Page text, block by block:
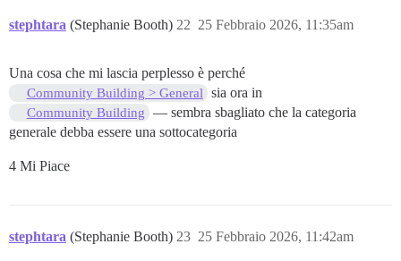
stephtara (Stephanie Booth) 25 Febbraio 2026, 11:35am
22
Una cosa che mi lascia perplesso è perché
Community Building > General sia ora in
Community Building
— sembra sbagliato che la categoria
generale debba essere una sottocategoria
4 Mi Piace
stephtara (Stephanie Booth) 25 Febbraio 2026, 11:42am
23